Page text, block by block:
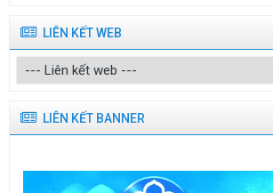
LIÊN KẾT WEB
LIÊN KẾT BANNER